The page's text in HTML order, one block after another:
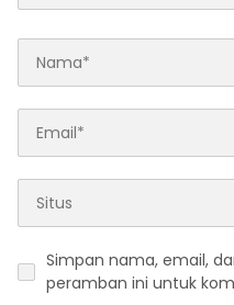
Simpan nama, email,
peramban ini untuk